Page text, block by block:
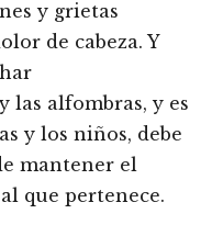
y grietas
de cabeza. Y
las alfombras, y es
y los niños, debe
mantener el
que pertenece.